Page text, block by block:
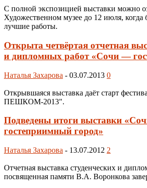
С полной экспозицией выставки можно
Художественном музее до 12 июля, когда
лучшие работы.
Открыта четвёртая отчетная
и дипломных работ «Сочи —
Наталья Захарова - 03.07.2013 0
Открывшаяся выставка даёт старт
ПЕШКОМ-2013".
Подведены итоги выставки
гостеприимный город»
Наталья Захарова - 13.07.2012 2
Отчетная выставка студенческих и
посвященная памяти В.А. Воронкова